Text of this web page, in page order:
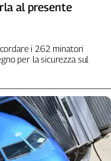
al presente
i 262 minatori
per la sicurezza sul